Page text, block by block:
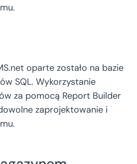
oparte zostało na bazie
SQL. Wykorzystanie
za pomocą Report Builder
zaprojektowanie i